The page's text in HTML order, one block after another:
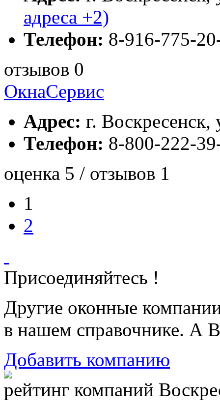
адреса +2)
Телефон: 8-916-775-
отзывов 0
ОкнаСервис
Адрес: г.
Телефон: 8-800-222-
оценка 5 / отзывов 1
1
2
Присоединяйтесь !
Другие оконные
в нашем справочнике. А
Добавить компанию
рейтинг компаний